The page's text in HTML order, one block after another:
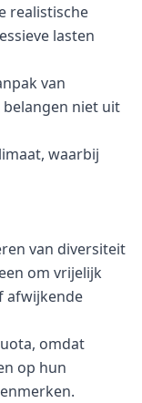
realistische
lasten
van
niet uit
waarbij
van diversiteit
om vrijelijk
afwijkende
omdat
op hun